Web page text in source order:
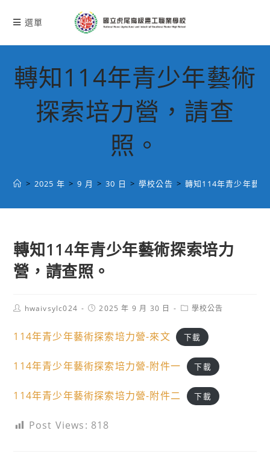
選單
轉知114年青少年藝術
探索培力營，請查
照。
> 2025 年 > 9 月 > 30 日 > 學校公告 > 轉知114年青少年藝
轉知114年青少年藝術探索培力
營，請查照。
Posthwaivsylc024
Post2025 年 9 月 30 日
Post學校公告
114年青少年藝術探索培力營-來文 下載
114年青少年藝術探索培力營-附件一 下載
114年青少年藝術探索培力營-附件二 下載
Post Views: 818